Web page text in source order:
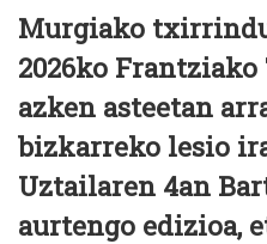
Murgiako
2026ko
azken asteetan
bizkarreko lesio
Uztailaren 4an
aurtengo edizioa,